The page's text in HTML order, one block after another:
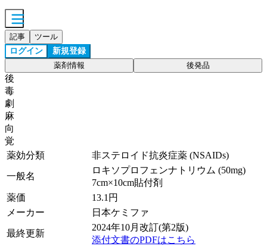
記事 ツール
ログイン 新規登録
薬剤情報 後発品
後
毒
劇
麻
向
覚
薬効分類
非ステロイド抗炎症薬 (NSAIDs)
一般名
ロキソプロフェンナトリウム (50mg)
7cm×10cm貼付剤
薬価
13.1 円
メーカー
日本ケミファ
最終更新
2024年10月改訂(第2版)
添付文書のPDFはこちら